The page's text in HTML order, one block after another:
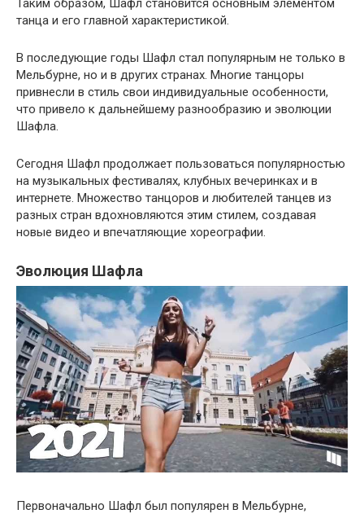
Таким образом, Шафл становится основным элементом
танца и его главной характеристикой.
В последующие годы Шафл стал популярным не только в
Мельбурне, но и в других странах. Многие танцоры
привнесли в стиль свои индивидуальные особенности,
что привело к дальнейшему разнообразию и эволюции
Шафла.
Сегодня Шафл продолжает пользоваться популярностью
на музыкальных фестивалях, клубных вечеринках и в
интернете. Множество танцоров и любителей танцев из
разных стран вдохновляются этим стилем, создавая
новые видео и впечатляющие хореографии.
Эволюция Шафла
Первоначально Шафл был популярен в Мельбурне,